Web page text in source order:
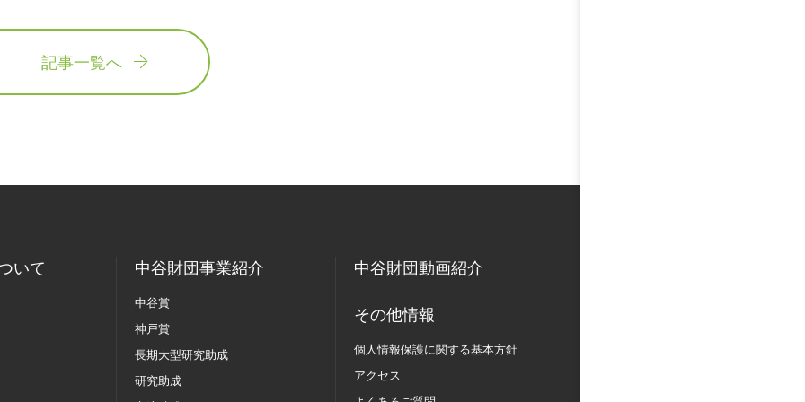
記事一覧へ
いて 中谷財団事業紹介
中谷賞
神戸賞
長期大型研究助成
研究助成
中谷財団動画紹介
その他情報
個人情報保護に関する基本方針
アクセス